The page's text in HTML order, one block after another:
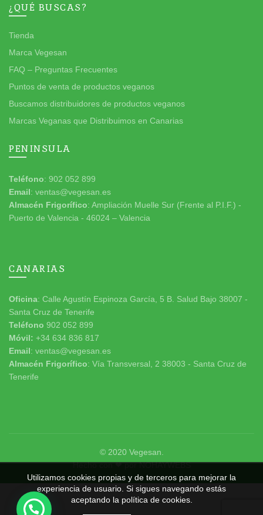
¿QUÉ BUSCAS?
Tienda
Marca Vegesan
FAQ – Preguntas Frecuentes
Puntos de venta de productos veganos
Buscamos distribuidores de productos veganos
Marcas Veganas que Distribuimos en Canarias
PENINSULA
Teléfono: 902 052 899
Email: ventas@vegesan.es
Almacén Frigorífico: Ampliación Muelle Sur (Frente al P.I.F.) -
Puerto de Valencia - 46024 – Valencia
CANARIAS
Oficina: Calle Agustín Espinoza García, 5 B. Salud Bajo 38007 -
Santa Cruz de Tenerife
Teléfono 902 052 899
Móvil: +34 634 836 817
Email: ventas@vegesan.es
Almacén Frigorífico: Vía Transversal, 2 38003 - Santa Cruz de
Tenerife
© 2020 Vegesan.
Hecho con ❤ porNOHAYWEBS
Utilizamos cookies propias y de terceros para mejorar la
experiencia de usuario. Si sigues navegando estás
aceptando la política de cookies.